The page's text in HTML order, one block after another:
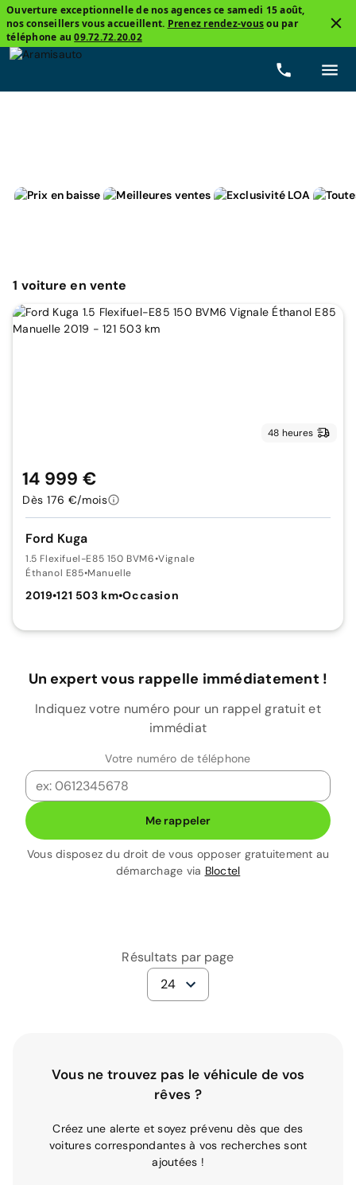
Ouverture exceptionnelle de nos agences ce samedi 15 août,
nos conseillers vous accueillent. Prenez rendez-vousou par
téléphone au09.72.72.20.02
Boîtes de vitesse
1 voitureen vente
48 heures
Ford Kuga
1.5 Flexifuel-E85 150 BVM6•Vignale
Éthanol E85•Manuelle
2019•121 503 km•Occasion
14 999 €
Dès 176 €/mois
Un expert vous rappelle immédiatement !
Indiquez votre numéro pour un rappel gratuit et
immédiat
Votre numéro de téléphone
Me rappeler
Vous disposez du droit de vous opposer gratuitement au
démarchage via Bloctel
Résultats par page
24
Vous ne trouvez pas le véhicule de vos
rêves ?
Créez une alerte et soyez prévenu dès que des
voitures correspondantes à vos recherches sont
ajoutées !